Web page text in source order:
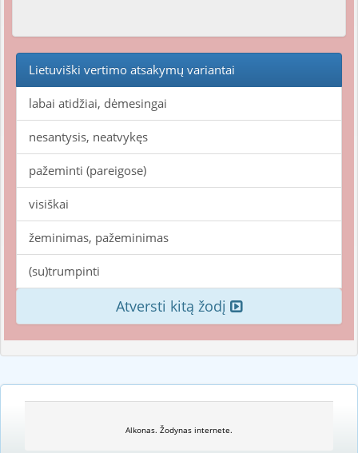
Lietuviški vertimo atsakymų variantai
labai atidžiai, dėmesingai
nesantysis, neatvykęs
pažeminti (pareigose)
visiškai
žeminimas, pažeminimas
(su)trumpinti
Atversti kitą žodį
Alkonas. Žodynas internete.